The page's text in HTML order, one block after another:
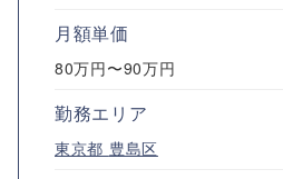
月額単価
80万円〜90万円
勤務エリア
東京都 豊島区